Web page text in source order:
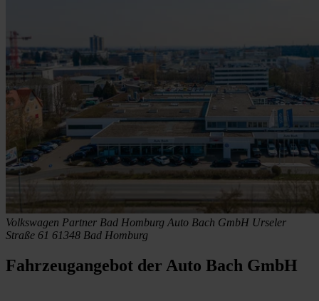
Volkswagen Partner Bad Homburg Auto Bach GmbH Urseler
Straße 61 61348 Bad Homburg
Fahrzeugangebot der Auto Bach GmbH